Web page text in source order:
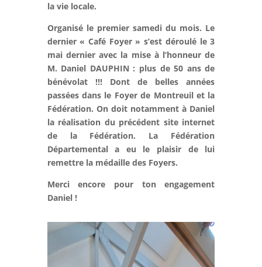
la vie locale.
Organisé le premier samedi du mois. Le
dernier « Café Foyer » s’est déroulé le 3
mai dernier avec la mise à l’honneur de
M. Daniel DAUPHIN : plus de 50 ans de
bénévolat !!! Dont de belles années
passées dans le Foyer de Montreuil et la
Fédération. On doit notamment à Daniel
la réalisation du précédent site internet
de la Fédération. La Fédération
Départemental a eu le plaisir de lui
remettre la médaille des Foyers.
Merci encore pour ton engagement
Daniel !